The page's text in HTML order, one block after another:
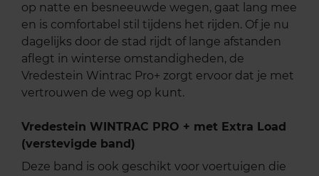
op natte en besneeuwde wegen, gaat lang mee
en is comfortabel stil tijdens het rijden. Of je nu
dagelijks door de stad rijdt of lange afstanden
aflegt in winterse omstandigheden, de
Vredestein Wintrac Pro+ zorgt ervoor dat je met
vertrouwen de weg op kunt.
Vredestein WINTRAC PRO + met Extra Load
(verstevigde band)
Deze band is ook geschikt voor voertuigen die